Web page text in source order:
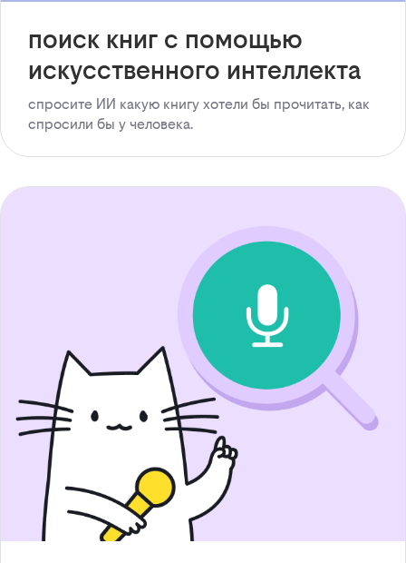
поиск книг с помощью
искусственного интеллекта
спросите ИИ какую книгу хотели бы прочитать, как
спросили бы у человека.